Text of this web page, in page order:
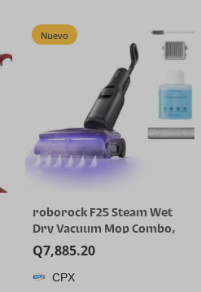
Nuevo
roborock F25 Steam Wet
Dry Vacuum Mop Combo,
356°F Cordless Steam
Cleaner | 25000 Pa Suction
for Hard Floor, 203°F Self-
Q7,885.20
CPX